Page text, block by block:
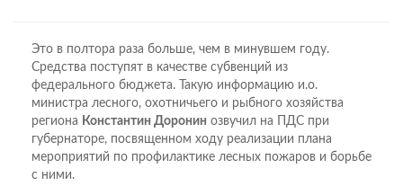
Это в полтора раза больше, чем в минувшем году.
Средства поступят в качестве субвенций из
федерального бюджета. Такую информацию и.о.
министра лесного, охотничьего и рыбного хозяйства
региона Константин Доронин озвучил на ПДС при
губернаторе, посвященном ходу реализации плана
мероприятий по профилактике лесных пожаров и борьбе
с ними.